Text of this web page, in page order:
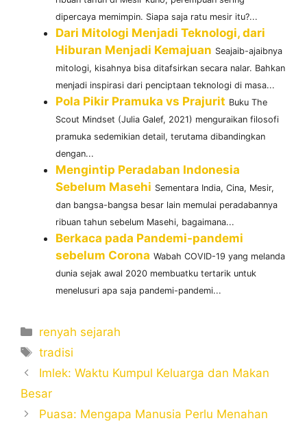
dipercaya memimpin. Siapa saja ratu mesir itu?...
Dari Mitologi Menjadi Teknologi, dari
Hiburan Menjadi Kemajuan Seajaib-ajaibnya
mitologi, kisahnya bisa ditafsirkan secara nalar. Bahkan
menjadi inspirasi dari penciptaan teknologi di masa...
Pola Pikir Pramuka vs Prajurit Buku The
Scout Mindset (Julia Galef, 2021) menguraikan filosofi
pramuka sedemikian detail, terutama dibandingkan
dengan...
Mengintip Peradaban Indonesia
Sebelum Masehi Sementara India, Cina, Mesir,
dan bangsa-bangsa besar lain memulai peradabannya
ribuan tahun sebelum Masehi, bagaimana...
Berkaca pada Pandemi-pandemi
sebelum Corona Wabah COVID-19 yang melanda
dunia sejak awal 2020 membuatku tertarik untuk
menelusuri apa saja pandemi-pandemi...
Categories
renyah sejarah
Tags
tradisi
Imlek: Waktu Kumpul Keluarga dan Makan
Besar
Puasa: Mengapa Manusia Perlu Menahan